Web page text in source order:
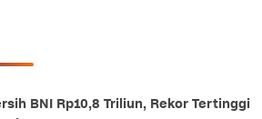
BNI Rp10,8 Triliun, Rekor Tertinggi